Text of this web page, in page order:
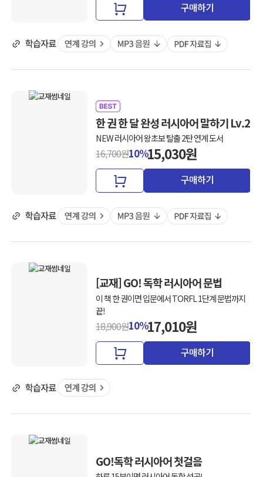
구매하기
한 권 한 달 완성 러시아어 말하기 Lv.2
NEW 러시아어 왕초보 탈출 2탄 연계 도서
16,700원10%15,030원
구매하기
[교재] GO! 독학 러시아어 문법
이 책 한 권이면 입문에서 TORFL 1단계 문법까지
끝!
18,900원10%17,010원
구매하기
GO!독학 러시아어 첫걸음